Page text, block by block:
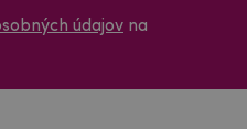
údajov na